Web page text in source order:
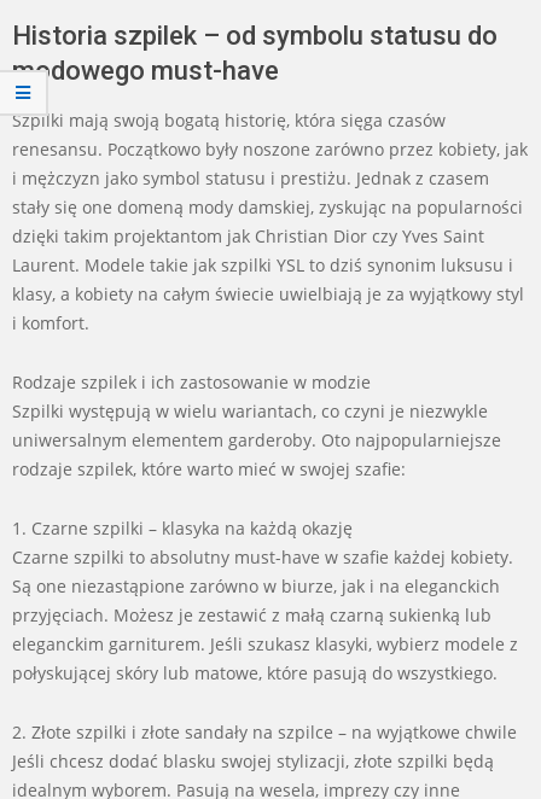
Historia szpilek – od symbolu statusu do
modowego must-have
Szpilki mają swoją bogatą historię, która sięga czasów
renesansu. Początkowo były noszone zarówno przez kobiety, jak
i mężczyzn jako symbol statusu i prestiżu. Jednak z czasem
stały się one domeną mody damskiej, zyskując na popularności
dzięki takim projektantom jak Christian Dior czy Yves Saint
Laurent. Modele takie jak szpilki YSL to dziś synonim luksusu i
klasy, a kobiety na całym świecie uwielbiają je za wyjątkowy styl
i komfort.
Rodzaje szpilek i ich zastosowanie w modzie
Szpilki występują w wielu wariantach, co czyni je niezwykle
uniwersalnym elementem garderoby. Oto najpopularniejsze
rodzaje szpilek, które warto mieć w swojej szafie:
1. Czarne szpilki – klasyka na każdą okazję
Czarne szpilki to absolutny must-have w szafie każdej kobiety.
Są one niezastąpione zarówno w biurze, jak i na eleganckich
przyjęciach. Możesz je zestawić z małą czarną sukienką lub
eleganckim garniturem. Jeśli szukasz klasyki, wybierz modele z
połyskującej skóry lub matowe, które pasują do wszystkiego.
2. Złote szpilki i złote sandały na szpilce – na wyjątkowe chwile
Jeśli chcesz dodać blasku swojej stylizacji, złote szpilki będą
idealnym wyborem. Pasują na wesela, imprezy czy inne